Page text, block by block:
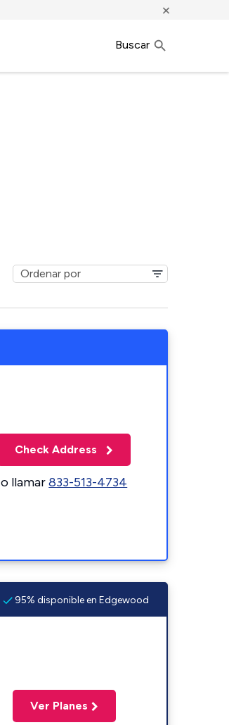
×
Buscar
Check Address
o llamar833-513-4734
95% disponible en Edgewood
Ver Planes